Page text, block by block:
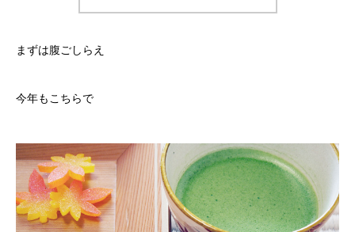
まずは腹ごしらえ
今年もこちらで